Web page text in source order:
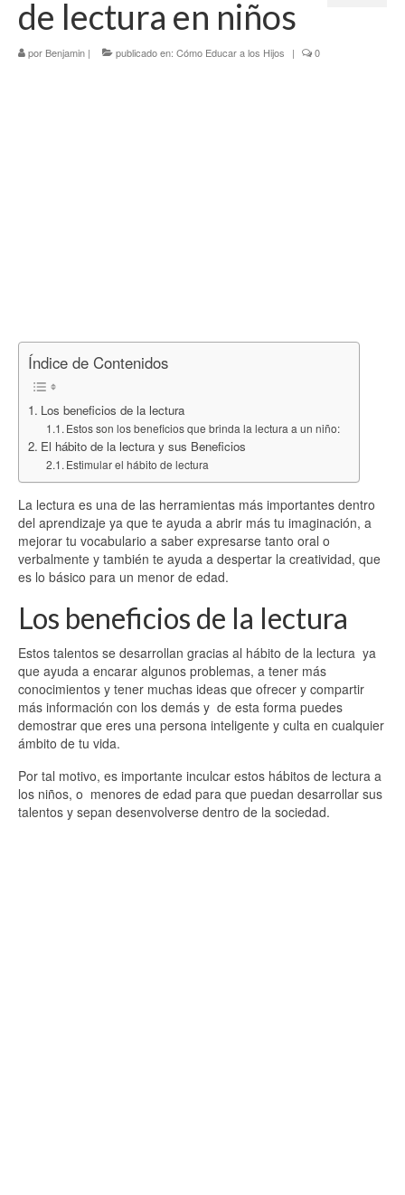
Tercer Trimestre
Blog
de lectura en niños
por Benjamin | publicado en: Cómo Educar a los Hijos | 0
Índice de Contenidos
Los beneficios de la lectura
Estos son los beneficios que brinda la lectura a un niño:
El hábito de la lectura y sus Beneficios
Estimular el hábito de lectura
La lectura es una de las herramientas más importantes dentro
del aprendizaje ya que te ayuda a abrir más tu imaginación, a
mejorar tu vocabulario a saber expresarse tanto oral o
verbalmente y también te ayuda a despertar la creatividad, que
es lo básico para un menor de edad.
Los beneficios de la lectura
Estos talentos se desarrollan gracias al hábito de la lectura ya
que ayuda a encarar algunos problemas, a tener más
conocimientos y tener muchas ideas que ofrecer y compartir
más información con los demás y de esta forma puedes
demostrar que eres una persona inteligente y culta en cualquier
ámbito de tu vida.
Por tal motivo, es importante inculcar estos hábitos de lectura a
los niños, o menores de edad para que puedan desarrollar sus
talentos y sepan desenvolverse dentro de la sociedad.